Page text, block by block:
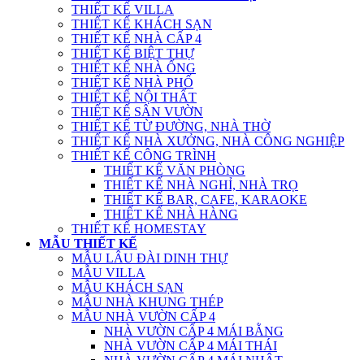
THIẾT KẾ VILLA
THIẾT KẾ KHÁCH SẠN
THIẾT KẾ NHÀ CẤP 4
THIẾT KẾ BIỆT THỰ
THIẾT KẾ NHÀ ỐNG
THIẾT KẾ NHÀ PHỐ
THIẾT KẾ NỘI THẤT
THIẾT KẾ SÂN VƯỜN
THIẾT KẾ TỪ ĐƯỜNG, NHÀ THỜ
THIẾT KẾ NHÀ XƯỞNG, NHÀ CÔNG NGHIỆP
THIẾT KẾ CÔNG TRÌNH
THIẾT KẾ VĂN PHÒNG
THIẾT KẾ NHÀ NGHỈ, NHÀ TRỌ
THIẾT KẾ BAR, CAFE, KARAOKE
THIẾT KẾ NHÀ HÀNG
THIẾT KẾ HOMESTAY
MẪU THIẾT KẾ
MẪU LÂU ĐÀI DINH THỰ
MẪU VILLA
MẪU KHÁCH SẠN
MẪU NHÀ KHUNG THÉP
MẪU NHÀ VƯỜN CẤP 4
NHÀ VƯỜN CẤP 4 MÁI BẰNG
NHÀ VƯỜN CẤP 4 MÁI THÁI